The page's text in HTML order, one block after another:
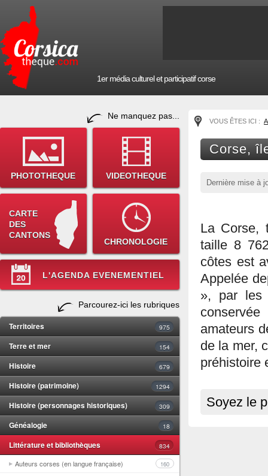
1er média culturel et participatif corse
Ne manquez pas...
PHOTOTHEQUE VIDEOTHEQUE
CARTE
DES
CANTONS
CHRONOLOGIE
L'AGENDA EVENEMENTIEL
Parcourez-ici les rubriques
Territoires 975
Terre et mer 154
Histoire 679
Histoire (patrimoine) 1294
Histoire (personnages historiques) 309
Généalogie 18
Littérature et bibliothèques 834
Auteurs corses (en langue française) 160
VOUS ÊTES ICI :
Corse,
Dernière mise à
La Corse,
taille 8
côtes est
Appelée
», par les
amateurs
de la mer,
préhistoire
Soyez le